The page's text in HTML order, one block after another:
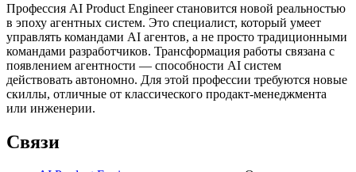
Профессия AI Product Engineer становится новой реальностью
в эпоху агентных систем. Это специалист, который умеет
управлять командами AI агентов, а не просто традиционными
командами разработчиков. Трансформация работы связана с
появлением агентности — способности AI систем
действовать автономно. Для этой профессии требуются новые
скиллы, отличные от классического продакт-менеджмента
или инженерии.
Связи